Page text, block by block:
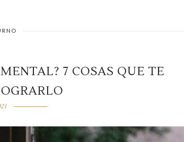
7 COSAS QUE TE